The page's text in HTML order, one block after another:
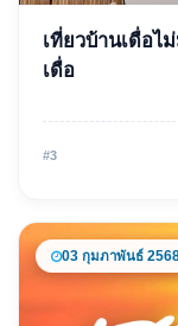
เที่ยวบ้า
เสน่ห์ชุม
17 กุมภาพันธ์ 2568
เที่ยวบ้านเดื่อ
เดื่อ
#3
03 กุมภาพันธ์